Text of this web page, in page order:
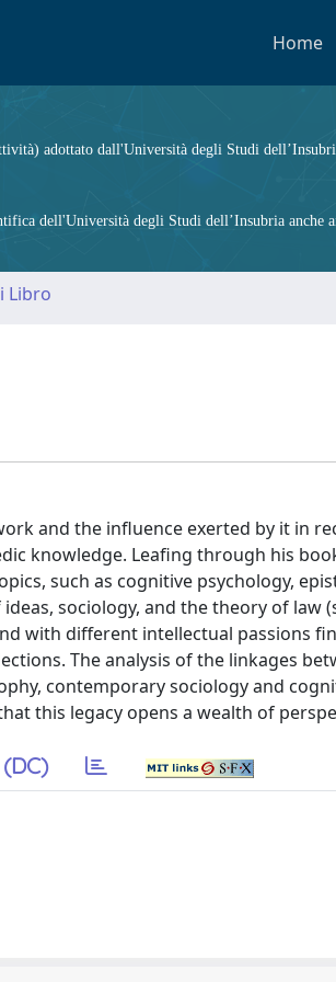
Home
adottato dall'Università degli Studi
dell'Università degli Studi dell’Insubria anche
Libro
and the influence exerted by it in
knowledge. Leafing through his
such as cognitive psychology,
sociology, and the theory of law
with different intellectual passions
The analysis of the linkages
contemporary sociology and
this legacy opens a wealth of